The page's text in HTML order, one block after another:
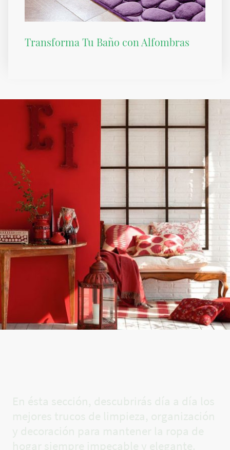
Transforma Tu Baño con Alfombras